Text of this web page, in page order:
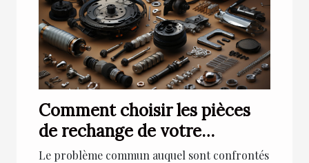
Comment choisir les pièces
de rechange de votre
véhicule ?
Le problème commun auquel sont confrontés